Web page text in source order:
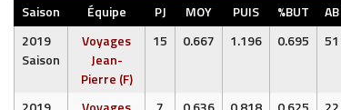
Saison Équipe PJ MOY PUIS %BUT AB
2019
Saison
Voyages
Jean-
Pierre (F)
15 0.667 1.196 0.695 51